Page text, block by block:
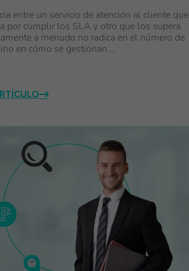
entre un servicio de atención al cliente que
por cumplir los SLA y otro que los supera
a menudo no radica en el número de
en cómo se gestionan.…